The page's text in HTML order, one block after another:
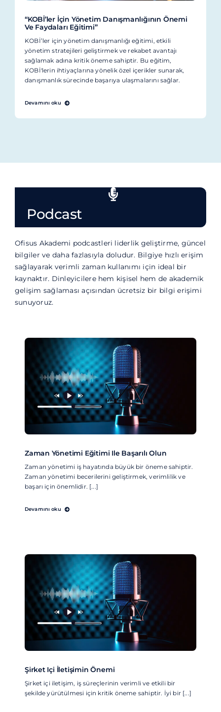
“KOBİ’ler İçin Yönetim Danışmanlığının Önemi
Ve Faydaları Eğitimi”
KOBİ’ler için yönetim danışmanlığı eğitimi, etkili
yönetim stratejileri geliştirmek ve rekabet avantajı
sağlamak adına kritik öneme sahiptir. Bu eğitim,
KOBİ'lerin ihtiyaçlarına yönelik özel içerikler sunarak,
danışmanlık sürecinde başarıya ulaşmalarını sağlar.
Devamını oku
Podcast
Ofisus Akademi podcastleri liderlik geliştirme, güncel
bilgiler ve daha fazlasıyla doludur. Bilgiye hızlı erişim
sağlayarak verimli zaman kullanımı için ideal bir
kaynaktır. Dinleyicilere hem kişisel hem de akademik
gelişim sağlaması açısından ücretsiz bir bilgi erişimi
sunuyoruz.
Zaman Yönetimi Eğitimi Ile Başarılı Olun
Zaman yönetimi iş hayatında büyük bir öneme sahiptir.
Zaman yönetimi becerilerini geliştirmek, verimlilik ve
başarı için önemlidir. [...]
Devamını oku
Şirket Içi İletişimin Önemi
Şirket içi iletişim, iş süreçlerinin verimli ve etkili bir
şekilde yürütülmesi için kritik öneme sahiptir. İyi bir [...]